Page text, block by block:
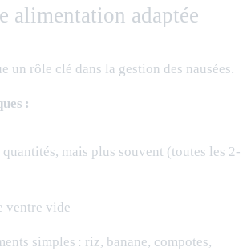
alimentation adaptée
un rôle clé dans la gestion des nausées.
:
mais plus souvent (toutes les 2-
ventre vide
simples : riz, banane, compotes,